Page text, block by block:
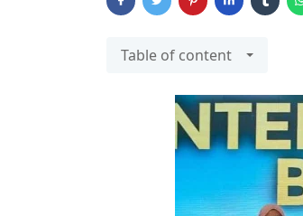
Table of content